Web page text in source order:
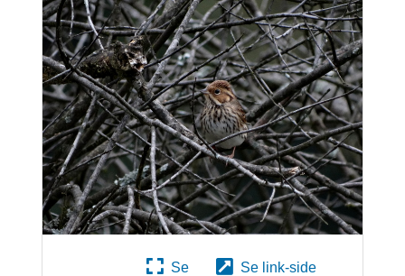
Se
Se link-side